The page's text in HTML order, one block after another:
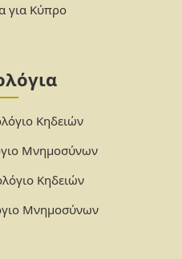
για Κύπρο
Κηδειών
Μνημοσύνων
Κηδειών
Μνημοσύνων